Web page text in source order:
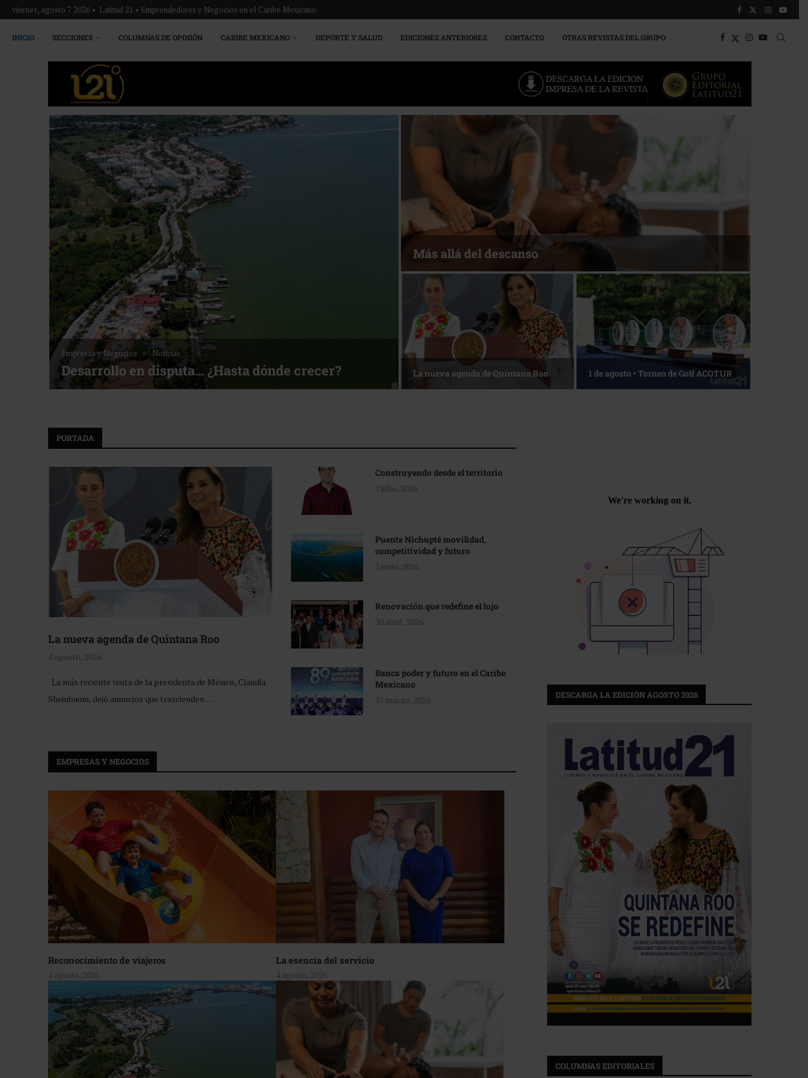
viernes, agosto 7 2026 • Latitud 21 • Emprendedores y Negocios en el Caribe Mexicano
INICIO SECCIONES COLUMNAS DE OPINIÓN CARIBE MEXICANO DEPORTE Y SALUD EDICIONES ANTERIORES CONTACTO OTRAS REVISTAS DEL GRUPO
Empresas y Negocios Noticias
Desarrollo en disputa… ¿Hasta dónde crecer?
Más allá del descanso
La nueva agenda de Quintana Roo 1 de agosto • Torneo de Golf ACOTUR
PORTADA
La nueva agenda de Quintana Roo
4 agosto, 2026
La más reciente visita de la presidenta de México, Claudia
Sheinbaum, dejó anuncios que trascienden …
Construyendo desde el territorio
2 julio, 2026
Puente Nichupté movilidad,
competitividad y futuro
3 junio, 2026
Renovación que redefine el lujo
30 abril, 2026
Banca poder y futuro en el Caribe
Mexicano
31 marzo, 2026
EMPRESAS Y NEGOCIOS
Reconocimiento de viajeros
4 agosto, 2026
La esencia del servicio
4 agosto, 2026
DESCARGA LA EDICIÓN AGOSTO 2026
COLUMNAS EDITORIALES